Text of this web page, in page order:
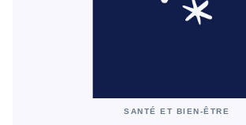
SANTÉ ET BIEN-ÊTRE